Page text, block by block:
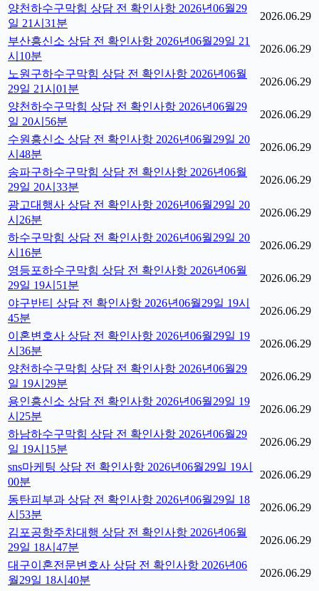
양천하수구막힘 상담 전 확인사항 2026년06월29
일 21시31분
2026.06.29
부산흥신소 상담 전 확인사항 2026년06월29일 21
시10분
2026.06.29
노원구하수구막힘 상담 전 확인사항 2026년06월
29일 21시01분
2026.06.29
양천하수구막힘 상담 전 확인사항 2026년06월29
일 20시56분
2026.06.29
수원흥신소 상담 전 확인사항 2026년06월29일 20
시48분
2026.06.29
송파구하수구막힘 상담 전 확인사항 2026년06월
29일 20시33분
2026.06.29
광고대행사 상담 전 확인사항 2026년06월29일 20
시26분
2026.06.29
하수구막힘 상담 전 확인사항 2026년06월29일 20
시16분
2026.06.29
영등포하수구막힘 상담 전 확인사항 2026년06월
29일 19시51분
2026.06.29
야구반티 상담 전 확인사항 2026년06월29일 19시
45분
2026.06.29
이혼변호사 상담 전 확인사항 2026년06월29일 19
시36분
2026.06.29
양천하수구막힘 상담 전 확인사항 2026년06월29
일 19시29분
2026.06.29
용인흥신소 상담 전 확인사항 2026년06월29일 19
시25분
2026.06.29
하남하수구막힘 상담 전 확인사항 2026년06월29
일 19시15분
2026.06.29
sns마케팅 상담 전 확인사항 2026년06월29일 19시
00분
2026.06.29
동탄피부과 상담 전 확인사항 2026년06월29일 18
시53분
2026.06.29
김포공항주차대행 상담 전 확인사항 2026년06월
29일 18시47분
2026.06.29
대구이혼전문변호사 상담 전 확인사항 2026년06
월29일 18시40분
2026.06.29